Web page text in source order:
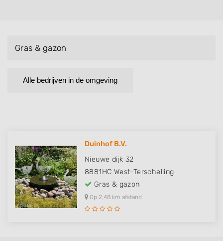
Gras & gazon
Alle bedrijven in de omgeving
Duinhof B.V.
Nieuwe dijk 32
8881HC West-Terschelling
Gras & gazon
Op 2,48 km afstand